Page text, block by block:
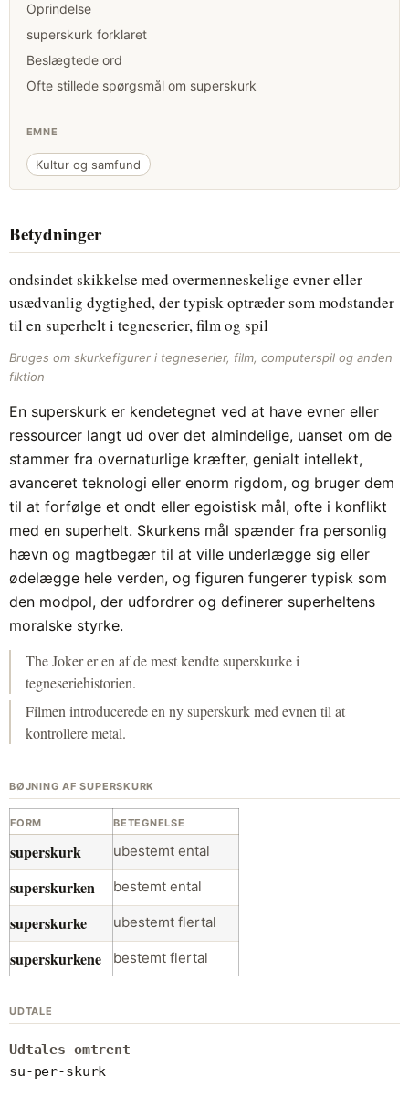
Betydninger
ondsindet skikkelse med overmenneskelige evner eller
usædvanlig dygtighed, der typisk optræder som modstander
til en superhelt i tegneserier, film og spil
Bruges om skurkefigurer i tegneserier, film, computerspil og anden
fiktion
En superskurk er kendetegnet ved at have evner eller
ressourcer langt ud over det almindelige, uanset om de
stammer fra overnaturlige kræfter, genialt intellekt,
avanceret teknologi eller enorm rigdom, og bruger dem
til at forfølge et ondt eller egoistisk mål, ofte i konflikt
med en superhelt. Skurkens mål spænder fra personlig
hævn og magtbegær til at ville underlægge sig eller
ødelægge hele verden, og figuren fungerer typisk som
den modpol, der udfordrer og definerer superheltens
moralske styrke.
The Joker er en af de mest kendte superskurke i
tegneseriehistorien.
Filmen introducerede en ny superskurk med evnen til at
kontrollere metal.
BØJNING AF SUPERSKURK
FORM BETEGNELSE
superskurk ubestemt ental
superskurken bestemt ental
superskurke ubestemt flertal
superskurkene bestemt flertal
UDTALE
Udtales omtrent
su-per-skurk
Oprindelse
superskurk forklaret
Beslægtede ord
Ofte stillede spørgsmål om superskurk
EMNE
Kultur og samfund